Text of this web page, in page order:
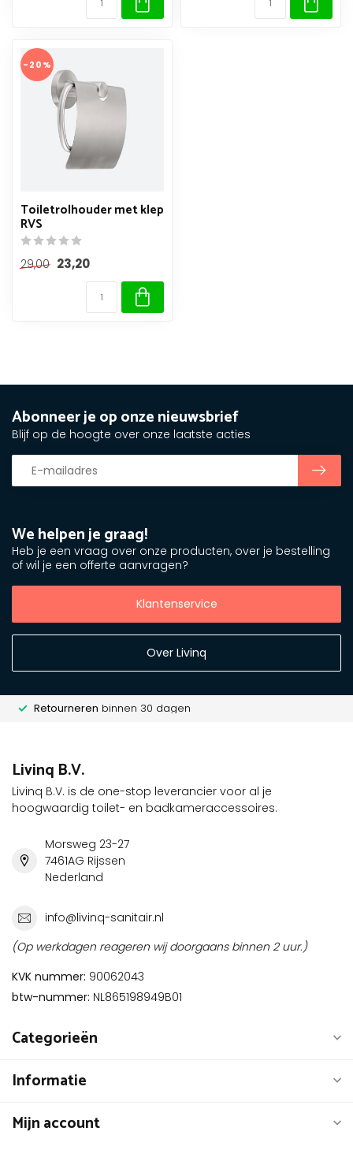
-20%
Toiletrolhouder met klep
RVS
29,00 23,20
We helpen je graag!
Heb je een vraag over onze producten, over je bestelling
of wil je een offerte aanvragen?
Klantenservice
Over Livinq
Abonneer je op onze nieuwsbrief
Blijf op de hoogte over onze laatste acties
Retourneren binnen 30 dagen
Livinq B.V.
Livinq B.V. is de one-stop leverancier voor al je
hoogwaardig toilet- en badkameraccessoires.
Morsweg 23-27
7461AG Rijssen
Nederland
info@livinq-sanitair.nl
(Op werkdagen reageren wij doorgaans binnen 2 uur.)
KVK nummer: 90062043
btw-nummer: NL865198949B01
Categorieën
Informatie
Mijn account